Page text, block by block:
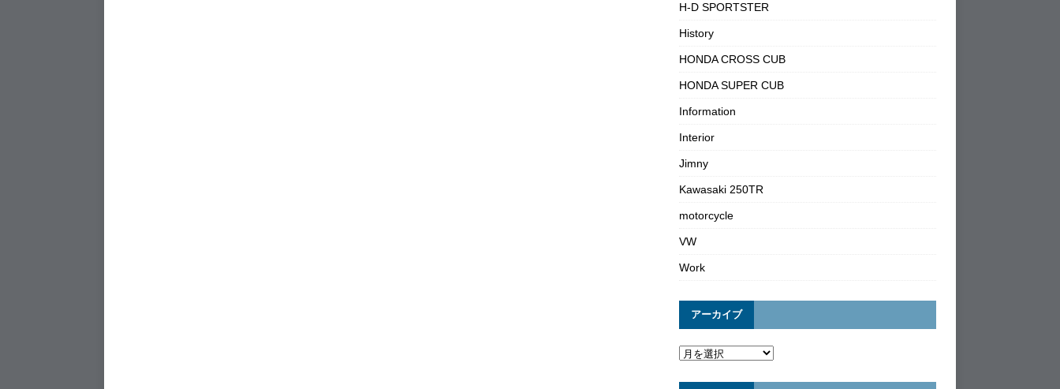
H-D SPORTSTER
History
HONDA CROSS CUB
HONDA SUPER CUB
Information
Interior
Jimny
Kawasaki 250TR
motorcycle
VW
Work
アーカイブ